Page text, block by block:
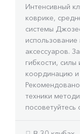
Интенсивный
коврике,
системы
аксессуаров.
гибкости, силы
координацию и
техники
посоветуйтесь